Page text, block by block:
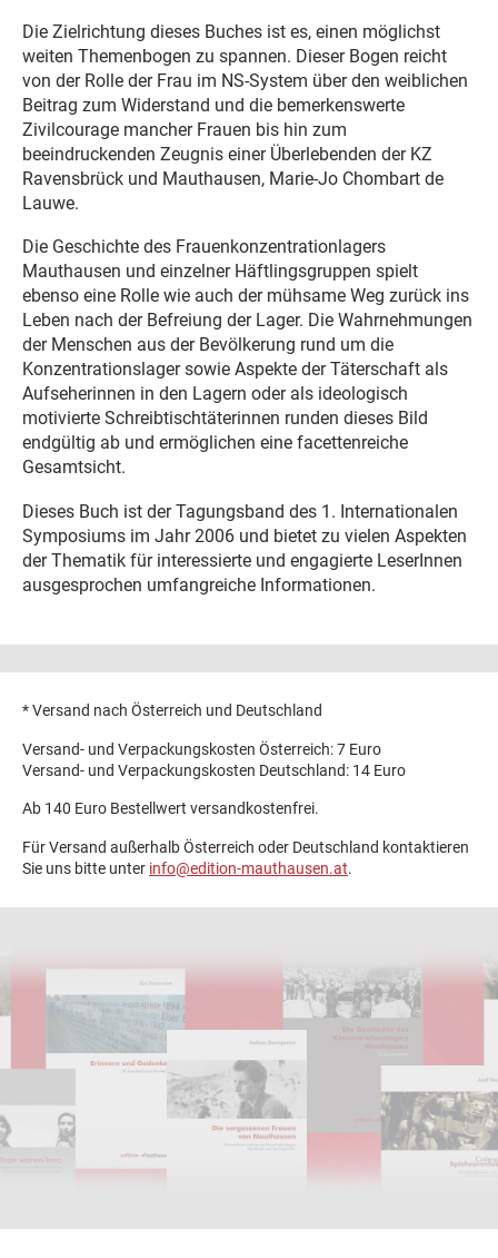
Die Zielrichtung dieses Buches ist es, einen möglichst
weiten Themenbogen zu spannen. Dieser Bogen reicht
von der Rolle der Frau im NS-System über den weiblichen
Beitrag zum Widerstand und die bemerkenswerte
Zivilcourage mancher Frauen bis hin zum
beeindruckenden Zeugnis einer Überlebenden der KZ
Ravensbrück und Mauthausen, Marie-Jo Chombart de
Lauwe.
Die Geschichte des Frauenkonzentrationlagers
Mauthausen und einzelner Häftlingsgruppen spielt
ebenso eine Rolle wie auch der mühsame Weg zurück ins
Leben nach der Befreiung der Lager. Die Wahrnehmungen
der Menschen aus der Bevölkerung rund um die
Konzentrationslager sowie Aspekte der Täterschaft als
Aufseherinnen in den Lagern oder als ideologisch
motivierte Schreibtischtäterinnen runden dieses Bild
endgültig ab und ermöglichen eine facettenreiche
Gesamtsicht.
Dieses Buch ist der Tagungsband des 1. Internationalen
Symposiums im Jahr 2006 und bietet zu vielen Aspekten
der Thematik für interessierte und engagierte LeserInnen
ausgesprochen umfangreiche Informationen.
* Versand nach Österreich und Deutschland
Versand- und Verpackungskosten Österreich: 7 Euro
Versand- und Verpackungskosten Deutschland: 14 Euro
Ab 140 Euro Bestellwert versandkostenfrei.
Für Versand außerhalb Österreich oder Deutschland kontaktieren
Sie uns bitte unter info@edition-mauthausen.at.